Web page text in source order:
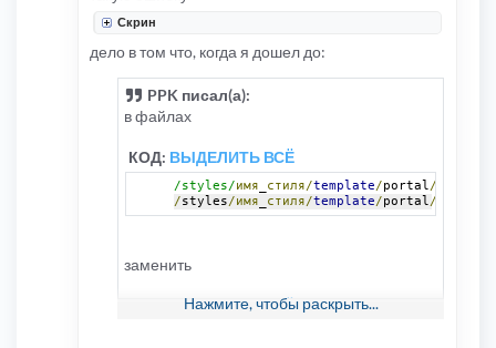
Скрин
дело в том что, когда я дошел до:
PPK писал(а):
в файлах
КОД: ВЫДЕЛИТЬ ВСЁ
/styles/имя стиля/template/portal/
/styles/имя стиля/template/portal/
заменить
ВЫДЕЛИТЬ ВСЁ
Нажмите, чтобы раскрыть...